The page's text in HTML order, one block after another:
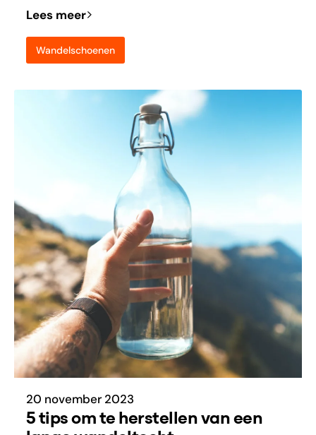
Lees meer
Wandelschoenen
20 november 2023
5 tips om te herstellen van een